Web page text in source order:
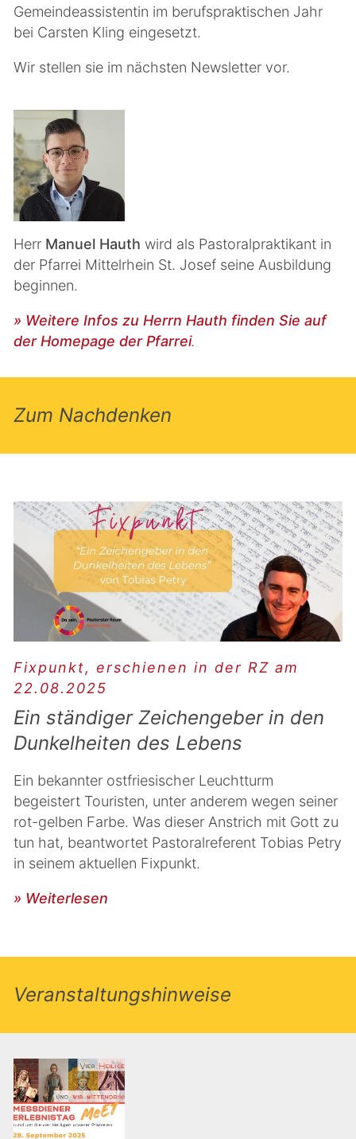
Gemeindeassistentin im berufspraktischen Jahr
bei Carsten Kling eingesetzt.
Wir stellen sie im nächsten Newsletter vor.
Herr Manuel Hauth wird als Pastoralpraktikant in
der Pfarrei Mittelrhein St. Josef seine Ausbildung
beginnen.
» Weitere Infos zu Herrn Hauth finden Sie auf
der Homepage der Pfarrei.
Zum Nachdenken
Fixpunkt, erschienen in der RZ am
22.08.2025
Ein ständiger Zeichengeber in den
Dunkelheiten des Lebens
Ein bekannter ostfriesischer Leuchtturm
begeistert Touristen, unter anderem wegen seiner
rot-gelben Farbe. Was dieser Anstrich mit Gott zu
tun hat, beantwortet Pastoralreferent Tobias Petry
in seinem aktuellen Fixpunkt.
» Weiterlesen
Veranstaltungshinweise